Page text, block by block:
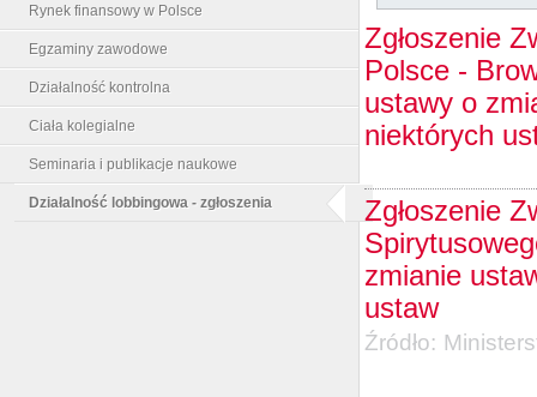
Rynek finansowy w Polsce
Egzaminy zawodowe
Działalność kontrolna
Ciała kolegialne
Seminaria i publikacje naukowe
Działalność lobbingowa - zgłoszenia
Zgłoszenie
Polsce -
ustawy o
niektórych
Zgłoszenie
zmianie
ustaw
Źródło: